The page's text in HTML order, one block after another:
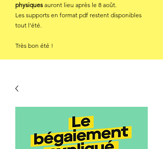
physiques auront lieu après le 8 août.
Les supports en format pdf restent disponibles
tout l'été.
Très bon été !